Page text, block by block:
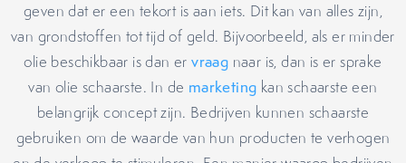
geven dat er een tekort is aan iets. Dit kan van alles zijn,
van grondstoffen tot tijd of geld. Bijvoorbeeld, als er minder
olie beschikbaar is dan ervraag naar is, dan is er sprake
van olie schaarste. In de marketing kan schaarste een
belangrijk concept zijn. Bedrijven kunnen schaarste
gebruiken om de waarde van hun producten te verhogen